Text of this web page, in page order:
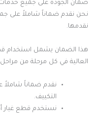
ضمان الجودة على جميع خدمات
نحن نقدم ضماناً شاملاً على
نقدمها.
هذا الضمان يشمل استخدام قطع
العالية في كل مرحلة من
نقدم ضماناً شاملاً
التكييف.
نستخدم قطع غيار